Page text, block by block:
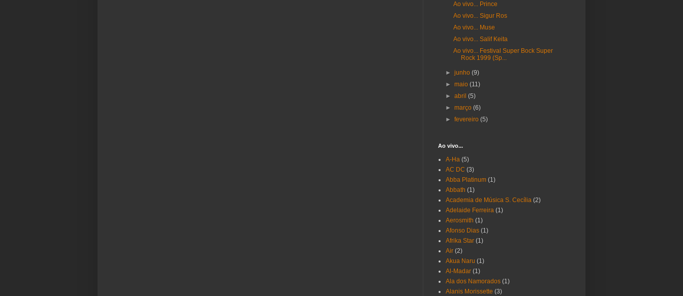
Ao vivo... Prince
Ao vivo... Sigur Ros
Ao vivo... Muse
Ao vivo... Salif Keita
Ao vivo... Festival Super Bock Super
Rock 1999 (Sp...
►junho(9)
►maio(11)
►abril(5)
►março(6)
►fevereiro(5)
Ao vivo...
A-Ha (5)
AC DC (3)
Abba Platinum (1)
Abbath (1)
Academia de Música S. Cecília (2)
Adelaide Ferreira (1)
Aerosmith (1)
Afonso Dias (1)
Afrika Star (1)
Air (2)
Akua Naru (1)
Al-Madar (1)
Ala dos Namorados (1)
Alanis Morissette (3)